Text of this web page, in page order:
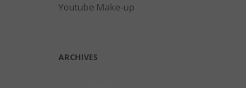
Youtube Make-up
ARCHIVES